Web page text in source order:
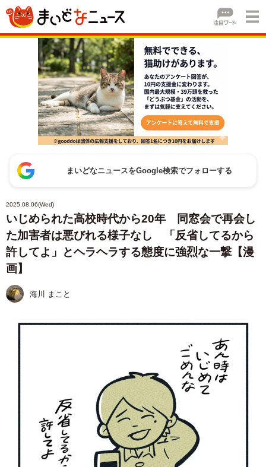
まいどなニュースをGoogle検索でフォローする
2025.08.06(Wed)
いじめられた高校時代から20年 同窓会で再会し
た加害者は悪びれる様子なし 「反省してるから
許してよ」とヘラヘラする態度に強烈な一撃【漫
画】
海川 まこと